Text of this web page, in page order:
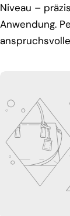
Niveau –
Anwendung.